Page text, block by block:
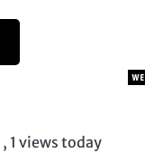
, 1 views today